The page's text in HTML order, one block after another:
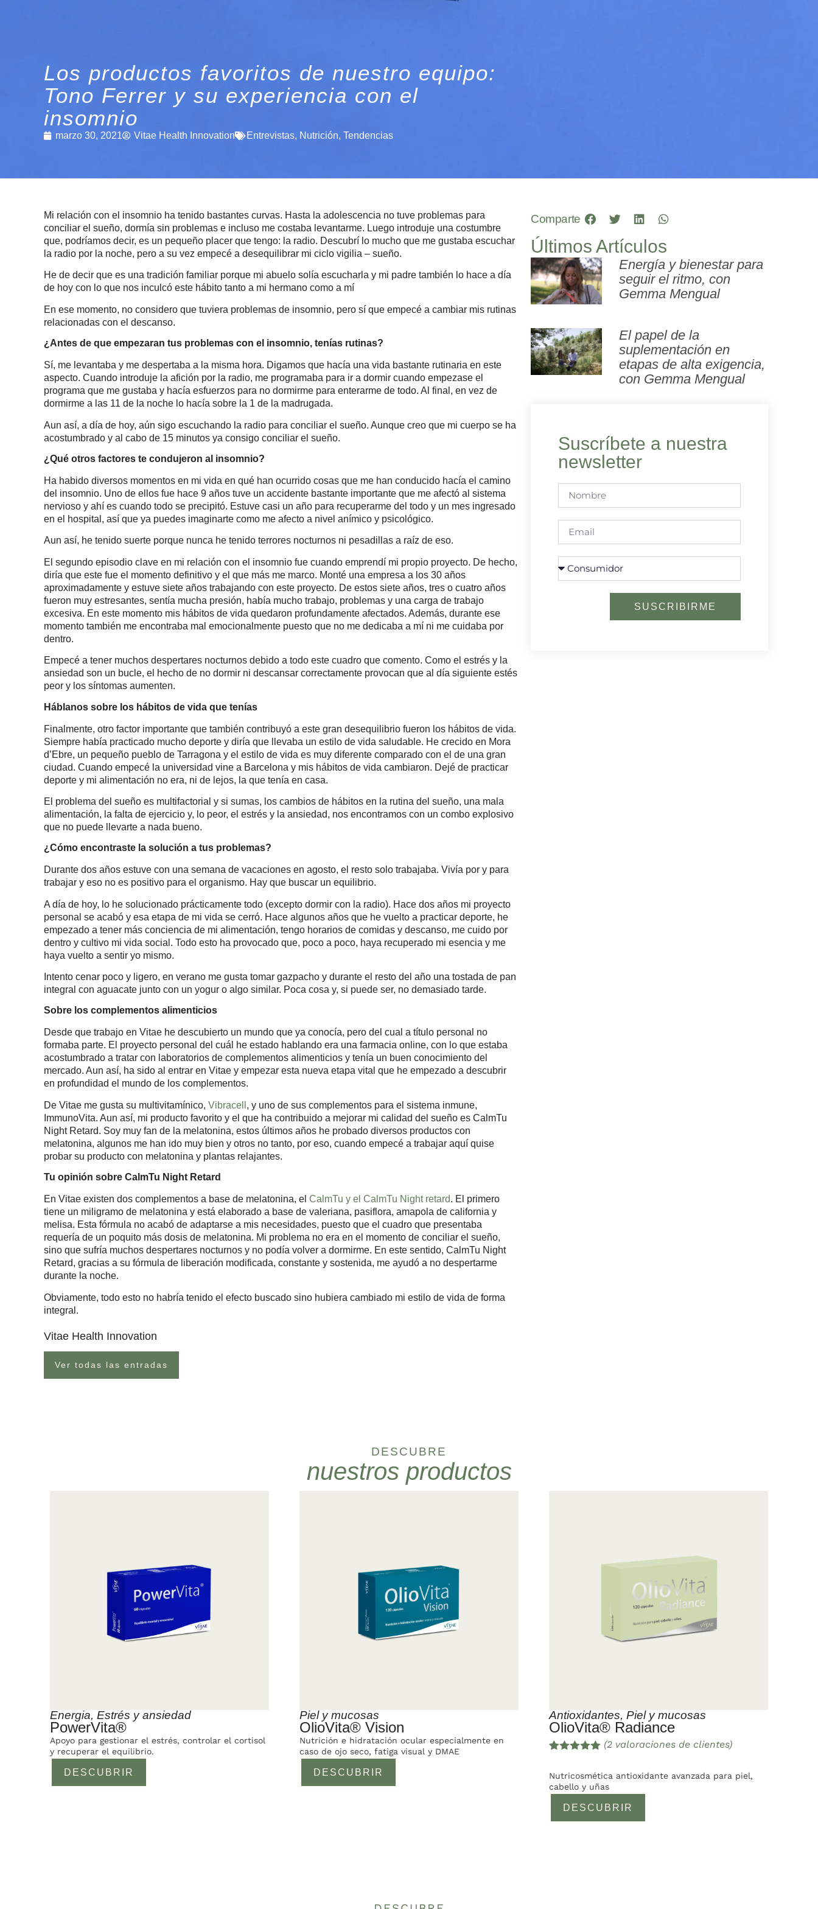
Los productos favoritos de nuestro equipo:
Tono Ferrer y su experiencia con el
insomnio
marzo 30, 2021 Vitae Health Innovation Entrevistas, Nutrición, Tendencias
Mi relación con el insomnio ha tenido bastantes curvas. Hasta la adolescencia no tuve problemas para
conciliar el sueño, dormía sin problemas e incluso me costaba levantarme. Luego introduje una costumbre
que, podríamos decir, es un pequeño placer que tengo: la radio. Descubrí lo mucho que me gustaba escuchar
la radio por la noche, pero a su vez empecé a desequilibrar mi ciclo vigilia – sueño.
He de decir que es una tradición familiar porque mi abuelo solía escucharla y mi padre también lo hace a día
de hoy con lo que nos inculcó este hábito tanto a mi hermano como a mí
En ese momento, no considero que tuviera problemas de insomnio, pero sí que empecé a cambiar mis rutinas
relacionadas con el descanso.
¿Antes de que empezaran tus problemas con el insomnio, tenías rutinas?
Sí, me levantaba y me despertaba a la misma hora. Digamos que hacía una vida bastante rutinaria en este
aspecto. Cuando introduje la afición por la radio, me programaba para ir a dormir cuando empezase el
programa que me gustaba y hacía esfuerzos para no dormirme para enterarme de todo. Al final, en vez de
dormirme a las 11 de la noche lo hacía sobre la 1 de la madrugada.
Aun así, a día de hoy, aún sigo escuchando la radio para conciliar el sueño. Aunque creo que mi cuerpo se ha
acostumbrado y al cabo de 15 minutos ya consigo conciliar el sueño.
¿Qué otros factores te condujeron al insomnio?
Ha habido diversos momentos en mi vida en qué han ocurrido cosas que me han conducido hacía el camino
del insomnio. Uno de ellos fue hace 9 años tuve un accidente bastante importante que me afectó al sistema
nervioso y ahí es cuando todo se precipitó. Estuve casi un año para recuperarme del todo y un mes ingresado
en el hospital, así que ya puedes imaginarte como me afecto a nivel anímico y psicológico.
Aun así, he tenido suerte porque nunca he tenido terrores nocturnos ni pesadillas a raíz de eso.
El segundo episodio clave en mi relación con el insomnio fue cuando emprendí mi propio proyecto. De hecho,
diría que este fue el momento definitivo y el que más me marco. Monté una empresa a los 30 años
aproximadamente y estuve siete años trabajando con este proyecto. De estos siete años, tres o cuatro años
fueron muy estresantes, sentía mucha presión, había mucho trabajo, problemas y una carga de trabajo
excesiva. En este momento mis hábitos de vida quedaron profundamente afectados. Además, durante ese
momento también me encontraba mal emocionalmente puesto que no me dedicaba a mí ni me cuidaba por
dentro.
Empecé a tener muchos despertares nocturnos debido a todo este cuadro que comento. Como el estrés y la
ansiedad son un bucle, el hecho de no dormir ni descansar correctamente provocan que al día siguiente estés
peor y los síntomas aumenten.
Háblanos sobre los hábitos de vida que tenías
Finalmente, otro factor importante que también contribuyó a este gran desequilibrio fueron los hábitos de vida.
Siempre había practicado mucho deporte y diría que llevaba un estilo de vida saludable. He crecido en Mora
d’Ebre, un pequeño pueblo de Tarragona y el estilo de vida es muy diferente comparado con el de una gran
ciudad. Cuando empecé la universidad vine a Barcelona y mis hábitos de vida cambiaron. Dejé de practicar
deporte y mi alimentación no era, ni de lejos, la que tenía en casa.
El problema del sueño es multifactorial y si sumas, los cambios de hábitos en la rutina del sueño, una mala
alimentación, la falta de ejercicio y, lo peor, el estrés y la ansiedad, nos encontramos con un combo explosivo
que no puede llevarte a nada bueno.
¿Cómo encontraste la solución a tus problemas?
Durante dos años estuve con una semana de vacaciones en agosto, el resto solo trabajaba. Vivía por y para
trabajar y eso no es positivo para el organismo. Hay que buscar un equilibrio.
A día de hoy, lo he solucionado prácticamente todo (excepto dormir con la radio). Hace dos años mi proyecto
personal se acabó y esa etapa de mi vida se cerró. Hace algunos años que he vuelto a practicar deporte, he
empezado a tener más conciencia de mi alimentación, tengo horarios de comidas y descanso, me cuido por
dentro y cultivo mi vida social. Todo esto ha provocado que, poco a poco, haya recuperado mi esencia y me
haya vuelto a sentir yo mismo.
Intento cenar poco y ligero, en verano me gusta tomar gazpacho y durante el resto del año una tostada de pan
integral con aguacate junto con un yogur o algo similar. Poca cosa y, si puede ser, no demasiado tarde.
Sobre los complementos alimenticios
Desde que trabajo en Vitae he descubierto un mundo que ya conocía, pero del cual a título personal no
formaba parte. El proyecto personal del cuál he estado hablando era una farmacia online, con lo que estaba
acostumbrado a tratar con laboratorios de complementos alimenticios y tenía un buen conocimiento del
mercado. Aun así, ha sido al entrar en Vitae y empezar esta nueva etapa vital que he empezado a descubrir
en profundidad el mundo de los complementos.
De Vitae me gusta su multivitamínico, Vibracell , y uno de sus complementos para el sistema inmune,
ImmunoVita. Aun así, mi producto favorito y el que ha contribuido a mejorar mi calidad del sueño es CalmTu
Night Retard. Soy muy fan de la melatonina, estos últimos años he probado diversos productos con
melatonina, algunos me han ido muy bien y otros no tanto, por eso, cuando empecé a trabajar aquí quise
probar su producto con melatonina y plantas relajantes.
Tu opinión sobre CalmTu Night Retard
En Vitae existen dos complementos a base de melatonina, el CalmTu y el CalmTu Night retard. El primero
tiene un miligramo de melatonina y está elaborado a base de valeriana, pasiflora, amapola de california y
melisa. Esta fórmula no acabó de adaptarse a mis necesidades, puesto que el cuadro que presentaba
requería de un poquito más dosis de melatonina. Mi problema no era en el momento de conciliar el sueño,
sino que sufría muchos despertares nocturnos y no podía volver a dormirme. En este sentido, CalmTu Night
Retard, gracias a su fórmula de liberación modificada, constante y sostenida, me ayudó a no despertarme
durante la noche.
Obviamente, todo esto no habría tenido el efecto buscado sino hubiera cambiado mi estilo de vida de forma
integral.
Vitae Health Innovation
Ver todas las entradas
Comparte
Últimos Artículos
Energía y bienestar para
seguir el ritmo, con
Gemma Mengual
El papel de la
suplementación en
etapas de alta exigencia,
con Gemma Mengual
Suscríbete a nuestra
newsletter
SUSCRIBIRME
DESCUBRE
nuestros productos
Energia, Estrés y ansiedad
PowerVita®
DESCUBRIR
Apoyo para gestionar el estrés, controlar el cortisol
y recuperar el equilibrio.
Piel y mucosas
OlioVita® Vision
DESCUBRIR
Nutrición e hidratación ocular especialmente en
caso de ojo seco, fatiga visual y DMAE
Antioxidantes, Piel y mucosas
OlioVita® Radiance
DESCUBRIR
5 en base
a
s de
(2 valoraciones de clientes)
Nutricosmética antioxidante avanzada para piel,
cabello y uñas